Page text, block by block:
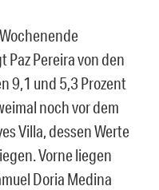
Pereira von den
9,1 und 5,3 Prozent
noch vor dem
Villa, dessen Werte
Vorne liegen
Doria Medina